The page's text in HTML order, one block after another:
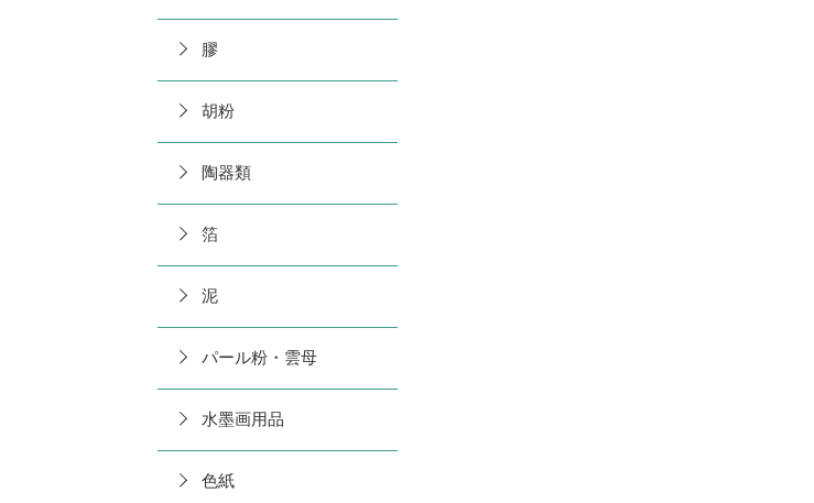
膠
胡粉
陶器類
箔
泥
パール粉・雲母
水墨画用品
色紙